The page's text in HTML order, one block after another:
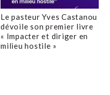
Le pasteur Yves Castanou
dévoile son premier livre
« Impacter et diriger en
milieu hostile »